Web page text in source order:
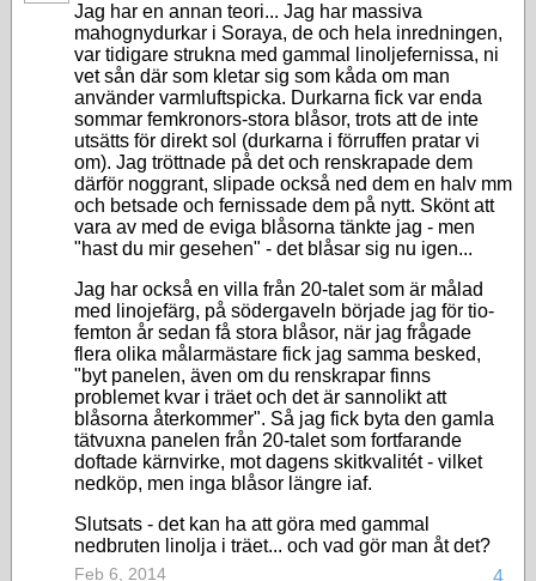
Jag har en annan teori... Jag har massiva
mahognydurkar i Soraya, de och hela inredningen,
var tidigare strukna med gammal linoljefernissa, ni
vet sån där som kletar sig som kåda om man
använder varmluftspicka. Durkarna fick var enda
sommar femkronors-stora blåsor, trots att de inte
utsätts för direkt sol (durkarna i förruffen pratar vi
om). Jag tröttnade på det och renskrapade dem
därför noggrant, slipade också ned dem en halv mm
och betsade och fernissade dem på nytt. Skönt att
vara av med de eviga blåsorna tänkte jag - men
"hast du mir gesehen" - det blåsar sig nu igen...
Jag har också en villa från 20-talet som är målad
med linojefärg, på södergaveln började jag för tio-
femton år sedan få stora blåsor, när jag frågade
flera olika målarmästare fick jag samma besked,
"byt panelen, även om du renskrapar finns
problemet kvar i träet och det är sannolikt att
blåsorna återkommer". Så jag fick byta den gamla
tätvuxna panelen från 20-talet som fortfarande
doftade kärnvirke, mot dagens skitkvalitét - vilket
nedköp, men inga blåsor längre iaf.
Slutsats - det kan ha att göra med gammal
nedbruten linolja i träet... och vad gör man åt det?
4
Feb 6, 2014